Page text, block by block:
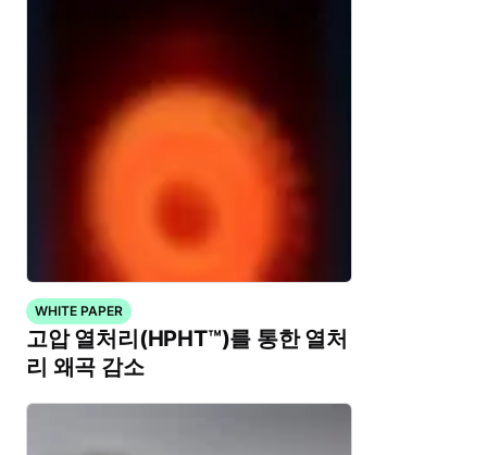
WHITE PAPER
고압 열처리(HPHT™)를 통한 열처
리 왜곡 감소